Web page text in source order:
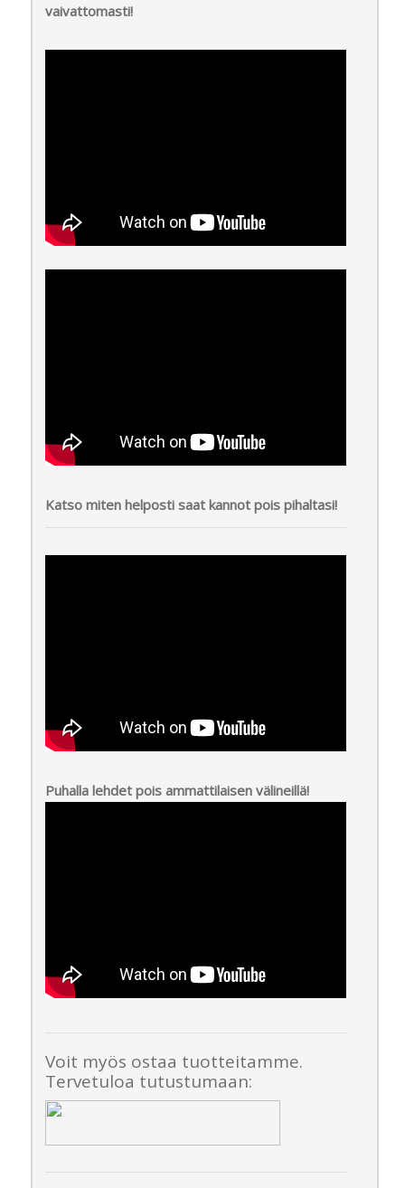
vaivattomasti!
Katso miten helposti saat kannot pois pihaltasi!
Puhalla lehdet pois ammattilaisen välineillä!
Voit myös ostaa tuotteitamme.
Tervetuloa tutustumaan: